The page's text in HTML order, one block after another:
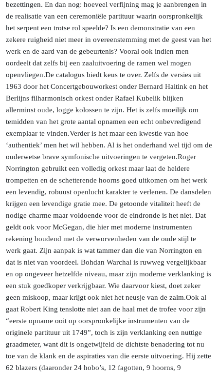
bezettingen. En dan nog: hoeveel verfijning mag je aanbrengen in
de realisatie van een ceremoniële partituur waarin oorspronkelijk
het serpent een trotse rol speelde? Is een demonstratie van een
zekere ruigheid niet meer in overeenstemming met de geest van het
werk en de aard van de gebeurtenis? Vooral ook indien men
oordeelt dat zelfs bij een zaaluitvoering de ramen wel mogen
openvliegen.De catalogus biedt keus te over. Zelfs de versies uit
1963 door het Concertgebouworkest onder Bernard Haitink en het
Berlijns filharmonisch orkest onder Rafael Kubelik blijken
allerminst oude, logge kolossen te zijn. Het is zelfs moeilijk om
temidden van het grote aantal opnamen een echt onbevredigend
exemplaar te vinden.Verder is het maar een kwestie van hoe
‘authentiek’ men het wil hebben. Al is het onderhand wel tijd om de
ouderwetse brave symfonische uitvoeringen te vergeten.Roger
Norrington gebruikt een volledig orkest maar laat de heldere
trompetten en de schetterende hoorns goed uitkomen om het werk
een levendig, robuust openlucht karakter te verlenen. De dansdelen
krijgen een levendige gratie mee. De getoonde vitaliteit heeft de
nodige charme maar voldoende voor de eindronde is het niet. Dat
geldt ook voor McGegan, die hier met moderne instrumenten
rekening houdend met de verworvenheden van de oude stijl te
werk gaat. Zijn aanpak is wat tammer dan die van Norrington en
dat is niet van voordeel. Bohdan Warchal is ruwweg vergelijkbaar
en op ongeveer hetzelfde niveau, maar zijn moderne verklanking is
een stuk goedkoper verkrijgbaar. Wie daarvoor kiest, doet zeker
geen miskoop, maar krijgt ook niet het neusje van de zalm.Ook al
gaat Robert King tenslotte niet aan de haal met de trofee voor zijn
“eerste opname ooit op oorspronkelijke instrumenten van de
originele partituur uit 1749”, toch is zijn verklanking een nuttige
graadmeter, want dit is ongetwijfeld de dichtste benadering tot nu
toe van de klank en de aspiraties van die eerste uitvoering. Hij zette
62 blazers (daaronder 24 hobo’s, 12 fagotten, 9 hoorns, 9